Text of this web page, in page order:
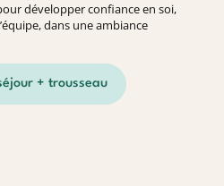
développer confiance en soi,
dans une ambiance
+ trousseau